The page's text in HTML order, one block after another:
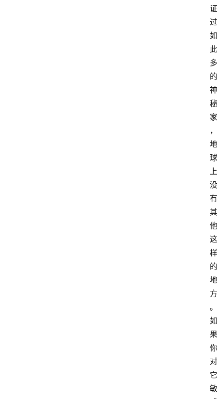
证
过
如
此
多
的
神
秘
家
，
地
球
上
没
有
其
他
这
样
的
地
方
。
如
果
你
对
它
敏